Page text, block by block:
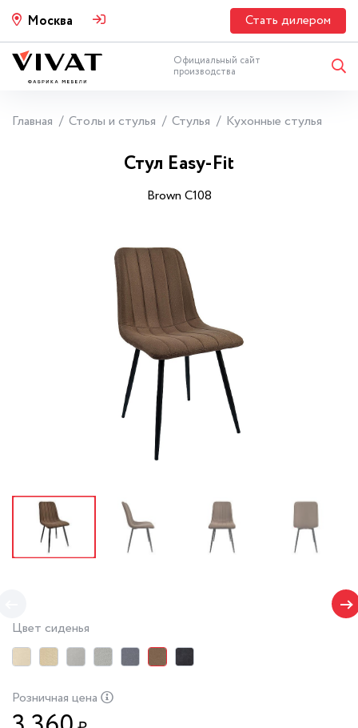
Москва Стать дилером
Официальный сайт
производства
Главная Столы и стулья Стулья Кухонные стулья
Стул Easy-Fit
Brown C108
Цвет сиденья
Розничная цена